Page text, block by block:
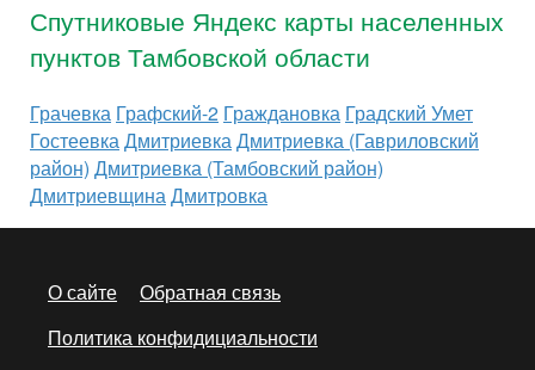
Спутниковые Яндекс карты населенных
пунктов Тамбовской области
Грачевка Графский-2 Граждановка Градский Умет
Гостеевка Дмитриевка Дмитриевка (Гавриловский
район) Дмитриевка (Тамбовский район)
Дмитриевщина Дмитровка
О сайте
Обратная связь
Политика конфидициальности